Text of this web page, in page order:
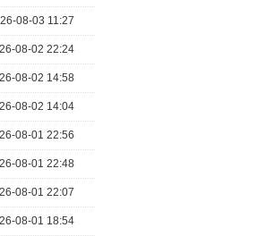
08-03 11:27
08-02 22:24
08-02 14:58
08-02 14:04
08-01 22:56
08-01 22:48
08-01 22:07
08-01 18:54